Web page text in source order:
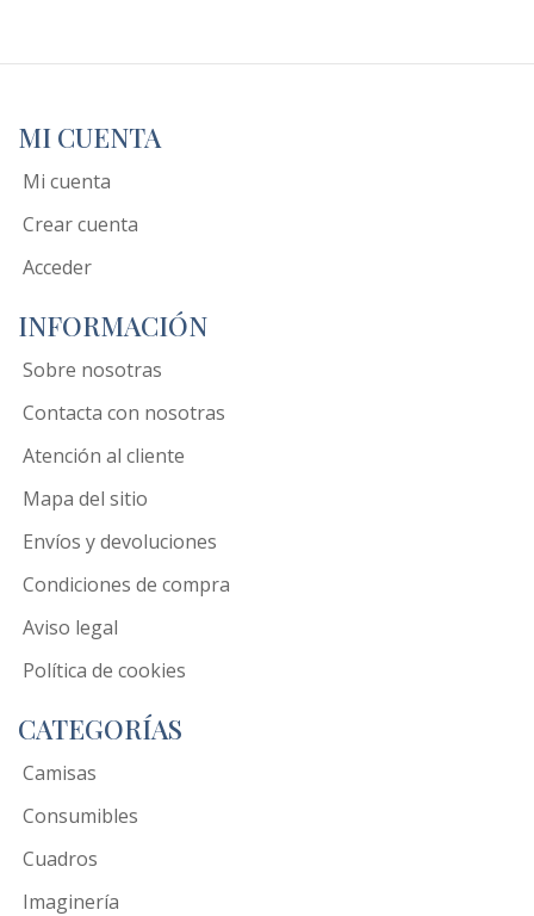
MI CUENTA
Mi cuenta
Crear cuenta
Acceder
INFORMACIÓN
Sobre nosotras
Contacta con nosotras
Atención al cliente
Mapa del sitio
Envíos y devoluciones
Condiciones de compra
Aviso legal
Política de cookies
CATEGORÍAS
Camisas
Consumibles
Cuadros
Imaginería